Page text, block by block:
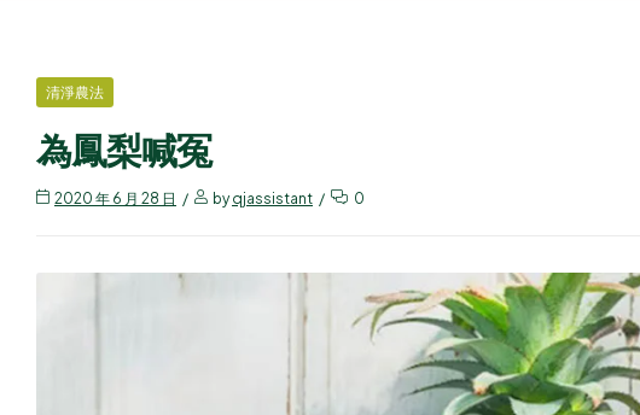
清淨農法
為鳳梨喊冤
2020 年 6 月 28 日 byqjassistant 0